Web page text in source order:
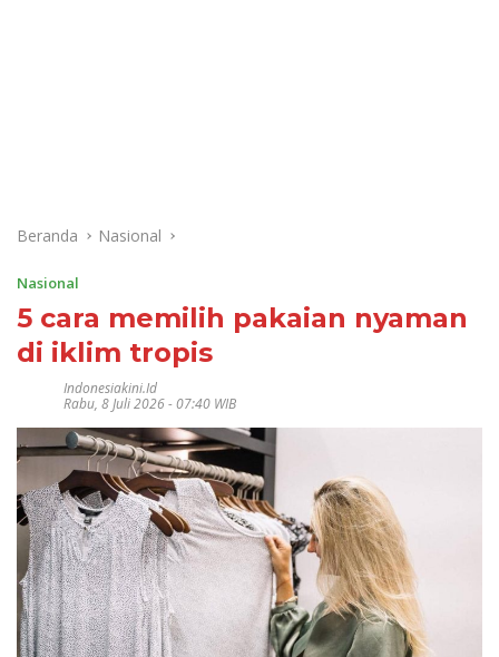
Beranda Nasional
Nasional
5 cara memilih pakaian nyaman
di iklim tropis
Indonesiakini.id
Rabu, 8 Juli 2026 - 07:40 WIB